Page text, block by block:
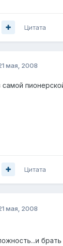
Цитата
мая, 2008
Цитата
мая, 2008